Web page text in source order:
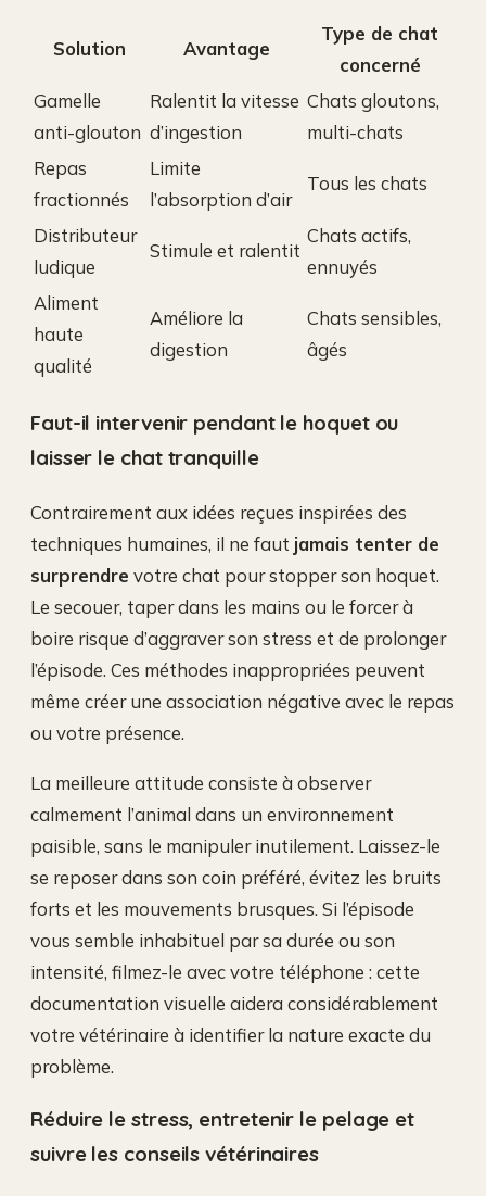
Solution Avantage
Type de chat
concerné
Gamelle
anti-glouton
Ralentit la vitesse
d’ingestion
Chats gloutons,
multi-chats
Repas
fractionnés
Limite
l’absorption d’air
Tous les chats
Distributeur
ludique
Stimule et ralentit
Chats actifs,
ennuyés
Aliment
haute
qualité
Améliore la
digestion
Chats sensibles,
âgés
Faut-il intervenir pendant le hoquet ou
laisser le chat tranquille
Contrairement aux idées reçues inspirées des
techniques humaines, il ne faut jamais tenter de
surprendre votre chat pour stopper son hoquet.
Le secouer, taper dans les mains ou le forcer à
boire risque d’aggraver son stress et de prolonger
l’épisode. Ces méthodes inappropriées peuvent
même créer une association négative avec le repas
ou votre présence.
La meilleure attitude consiste à observer
calmement l’animal dans un environnement
paisible, sans le manipuler inutilement. Laissez-le
se reposer dans son coin préféré, évitez les bruits
forts et les mouvements brusques. Si l’épisode
vous semble inhabituel par sa durée ou son
intensité, filmez-le avec votre téléphone : cette
documentation visuelle aidera considérablement
votre vétérinaire à identifier la nature exacte du
problème.
Réduire le stress, entretenir le pelage et
suivre les conseils vétérinaires